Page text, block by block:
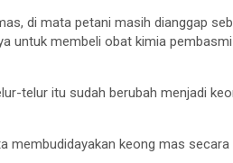
di mata petani masih dianggap
untuk membeli obat kimia
telur itu sudah berubah menjadi
membudidayakan keong mas